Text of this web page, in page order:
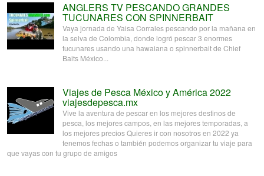
ANGLERS TV PESCANDO GRANDES
TUCUNARES CON SPINNERBAIT
Vaya jornada de Yaisa Corrales pescando por la mañana en
la selva de Colombia, donde logró pescar 3 enormes
tucunares usando una hawaiana o spinnerbait de Chief
Baits México...
Viajes de Pesca México y América 2022
viajesdepesca.mx
Vive la aventura de pescar en los mejores destinos de
pesca, los mejores campos, en las mejores temporadas, a
los mejores precios Quieres ir con nosotros en 2022 ya
tenemos fechas o también podemos organizar tu viaje para
que vayas con tu grupo de amigos